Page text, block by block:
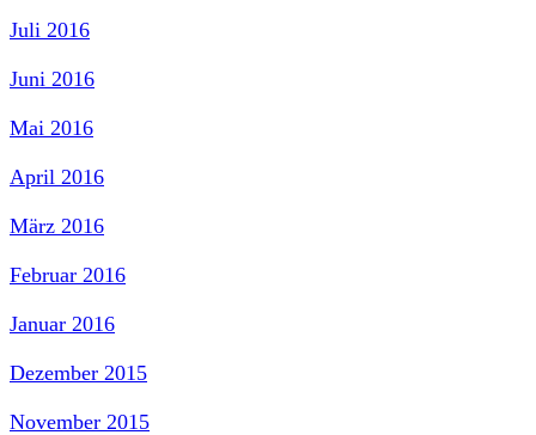
Juli 2016
Juni 2016
Mai 2016
April 2016
März 2016
Februar 2016
Januar 2016
Dezember 2015
November 2015